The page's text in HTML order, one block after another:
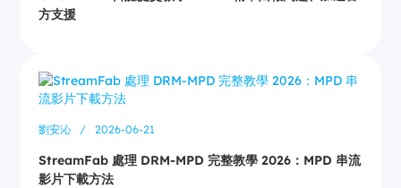
方支援
劉安沁 / 2026-06-21
StreamFab 處理 DRM-MPD 完整教學 2026：MPD 串流
影片下載方法